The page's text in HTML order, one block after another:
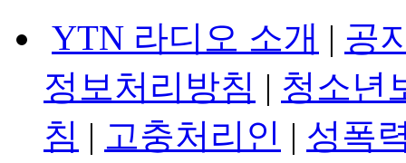
YTN 라디오 소개 | 공
정보처리방침 | 청소년
침 | 고충처리인 | 성폭